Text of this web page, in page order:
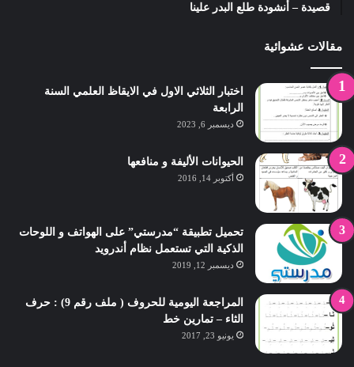
قصيدة – أنشودة طلع البدر علينا
مقالات عشوائية
اختبار الثلاثي الاول في الايقاظ العلمي السنة
الرابعة
ديسمبر 6, 2023
الحيوانات الأليفة و منافعها
أكتوبر 14, 2016
تحميل تطبيقة “مدرستي” على الهواتف و اللوحات
الذكية التي تستعمل نظام أندرويد
ديسمبر 12, 2019
المراجعة اليومية للحروف ( ملف رقم 9) : حرف
الثاء – تمارين خط
يونيو 23, 2017